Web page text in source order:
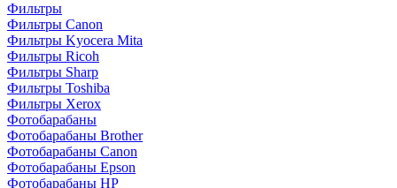
Фильтры
Фильтры Canon
Фильтры Kyocera Mita
Фильтры Ricoh
Фильтры Sharp
Фильтры Toshiba
Фильтры Xerox
Фотобарабаны
Фотобарабаны Brother
Фотобарабаны Canon
Фотобарабаны Epson
Фотобарабаны HP